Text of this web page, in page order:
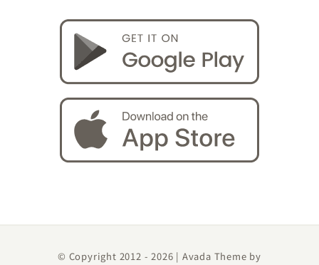
© Copyright 2012 -2026 | Avada Theme by